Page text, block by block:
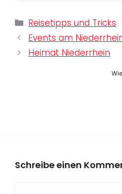
Kategorien
Reisetipps und Tricks
Events am
Heimat Niederrhein
Schreibe einen